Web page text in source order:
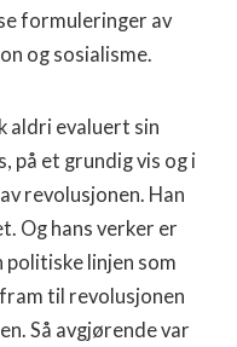
formuleringer av
og sosialisme.
aldri evaluert sin
på et grundig vis og i
revolusjonen. Han
Og hans verker er
politiske linjen som
til revolusjonen
Så avgjørende var